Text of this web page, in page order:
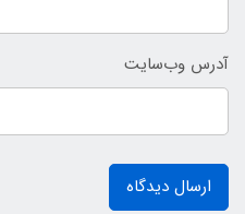
آدرس وب‌سایت
ارسال دیدگاه